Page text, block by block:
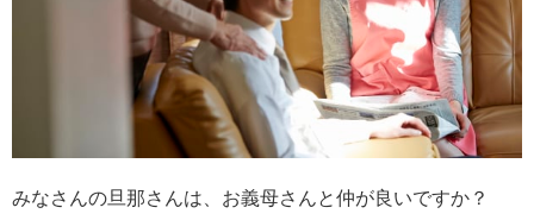
みなさんの旦那さんは、お義母さんと仲が良いですか？